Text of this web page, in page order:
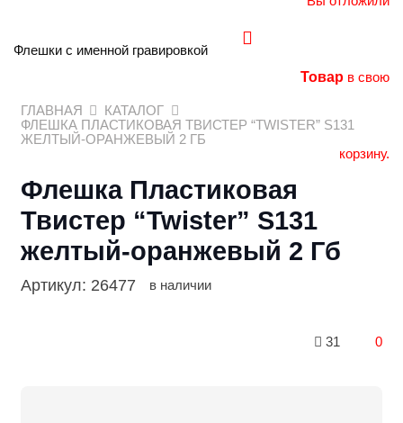
Флешки с именной гравировкой
Товарв свою
корзину.
ГЛАВНАЯ
КАТАЛОГ
ФЛЕШКА ПЛАСТИКОВАЯ ТВИСТЕР “TWISTER” S131
ЖЕЛТЫЙ-ОРАНЖЕВЫЙ 2 ГБ
Флешка Пластиковая
Твистер “Twister” S131
желтый-оранжевый 2 Гб
Артикул: 26477 в наличии
31 0